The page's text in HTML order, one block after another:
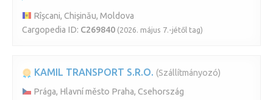
Rîșcani, Chișinău, Moldova
Cargopedia ID: C269840 (2026. május 7.-jétől tag)
KAMIL TRANSPORT S.R.O. (Szállítmányozó)
Prága, Hlavní město Praha, Csehország